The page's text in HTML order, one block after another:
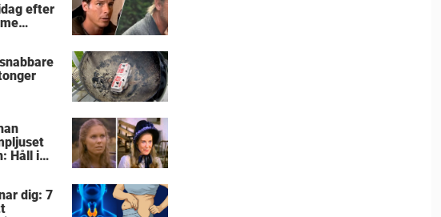
efter
Håll i
dig: 7